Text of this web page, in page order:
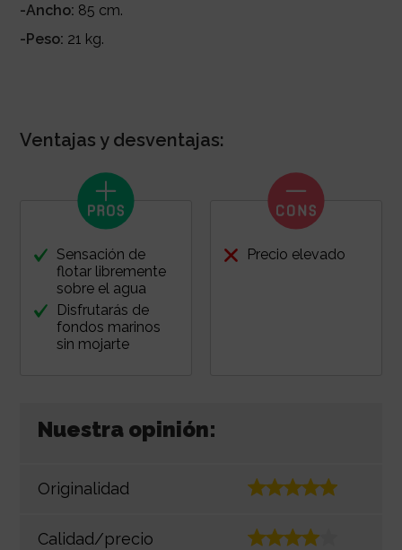
-Ancho: 85 cm.
-Peso: 21 kg.
Ventajas y desventajas:
Sensación de
flotar libremente
sobre el agua
Disfrutarás de
fondos marinos
sin mojarte
Precio elevado
Nuestra opinión:
Originalidad
Calidad/precio